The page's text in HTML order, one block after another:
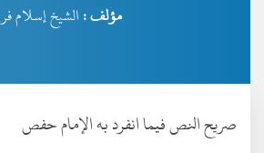
مؤلف : الشيخ إسلام
صريح النص فيما انفرد به الإمام حفص